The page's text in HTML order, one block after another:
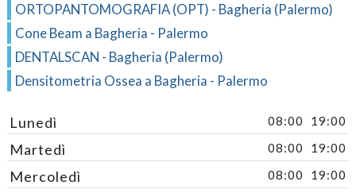
ORTOPANTOMOGRAFIA (OPT) - Bagheria (Palermo)
Cone Beam a Bagheria - Palermo
DENTALSCAN - Bagheria (Palermo)
Densitometria Ossea a Bagheria - Palermo
Lunedì 08:00 19:00
Martedì 08:00 19:00
Mercoledì 08:00 19:00